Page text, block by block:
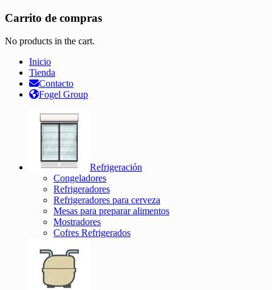
Carrito de compras
No products in the cart.
Inicio
Tienda
Contacto
Fogel Group
Refrigeración
Congeladores
Refrigeradores
Refrigeradores para cerveza
Mesas para preparar alimentos
Mostradores
Cofres Refrigerados